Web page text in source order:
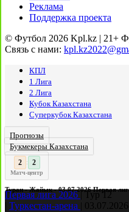
Реклама
Поддержка проекта
© Футбол 2026 Kpl.kz | 21+
Связь с нами:
КПЛ
1 Лига
2 Лига
Кубок Казахстана
Суперкубок Казахстана
Прогнозы
Букмекеры Казахстана
3 : 2
Матч-центр
Туран - Жайык - 03.07.2026 Первая
Первая лига 2026 Тур 12
Туркестан-арена 03.07.2026